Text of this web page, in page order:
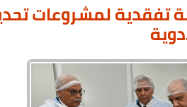
تفقدية لمشروعات